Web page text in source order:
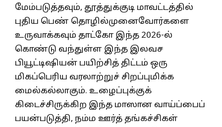
மேம்படுத்தவும், தூத்துக்குடி மாவட்டத்தில்
புதிய பெண் தொழில்முனைவோர்களை
உருவாக்கவும் தாட்கோ இந்த 2026-ல்
கொண்டு வந்துள்ள இந்த இலவச
பியூட்டிஷியன் பயிற்சித் திட்டம் ஒரு
மிகப்பெரிய வரலாற்றுச் சிறப்புமிக்க
மைல்கல்லாகும். உழைப்புக்குக்
கிடைச்சிருக்கிற இந்த மாஸான வாய்ப்பைப்
பயன்படுத்தி, நம்ம ஊர்த் தங்கச்சிகள்